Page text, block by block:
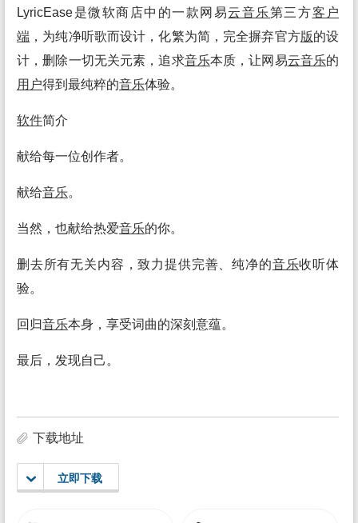
LyricEase是微软商店中的一款网易云音乐第三方客户
端 ，为纯净听歌而设计，化繁为简，完全摒弃官方版的设
计，删除一切无关元素，追求音乐本质，让网易云音乐的
用户得到最纯粹的音乐体验。
软件简介
献给每一位创作者。
献给音乐。
当然，也献给热爱音乐的你。
删去所有无关内容，致力提供完善、纯净的音乐收听体
验。
回归音乐本身，享受词曲的深刻意蕴。
最后，发现自己。
下载地址
立即下载